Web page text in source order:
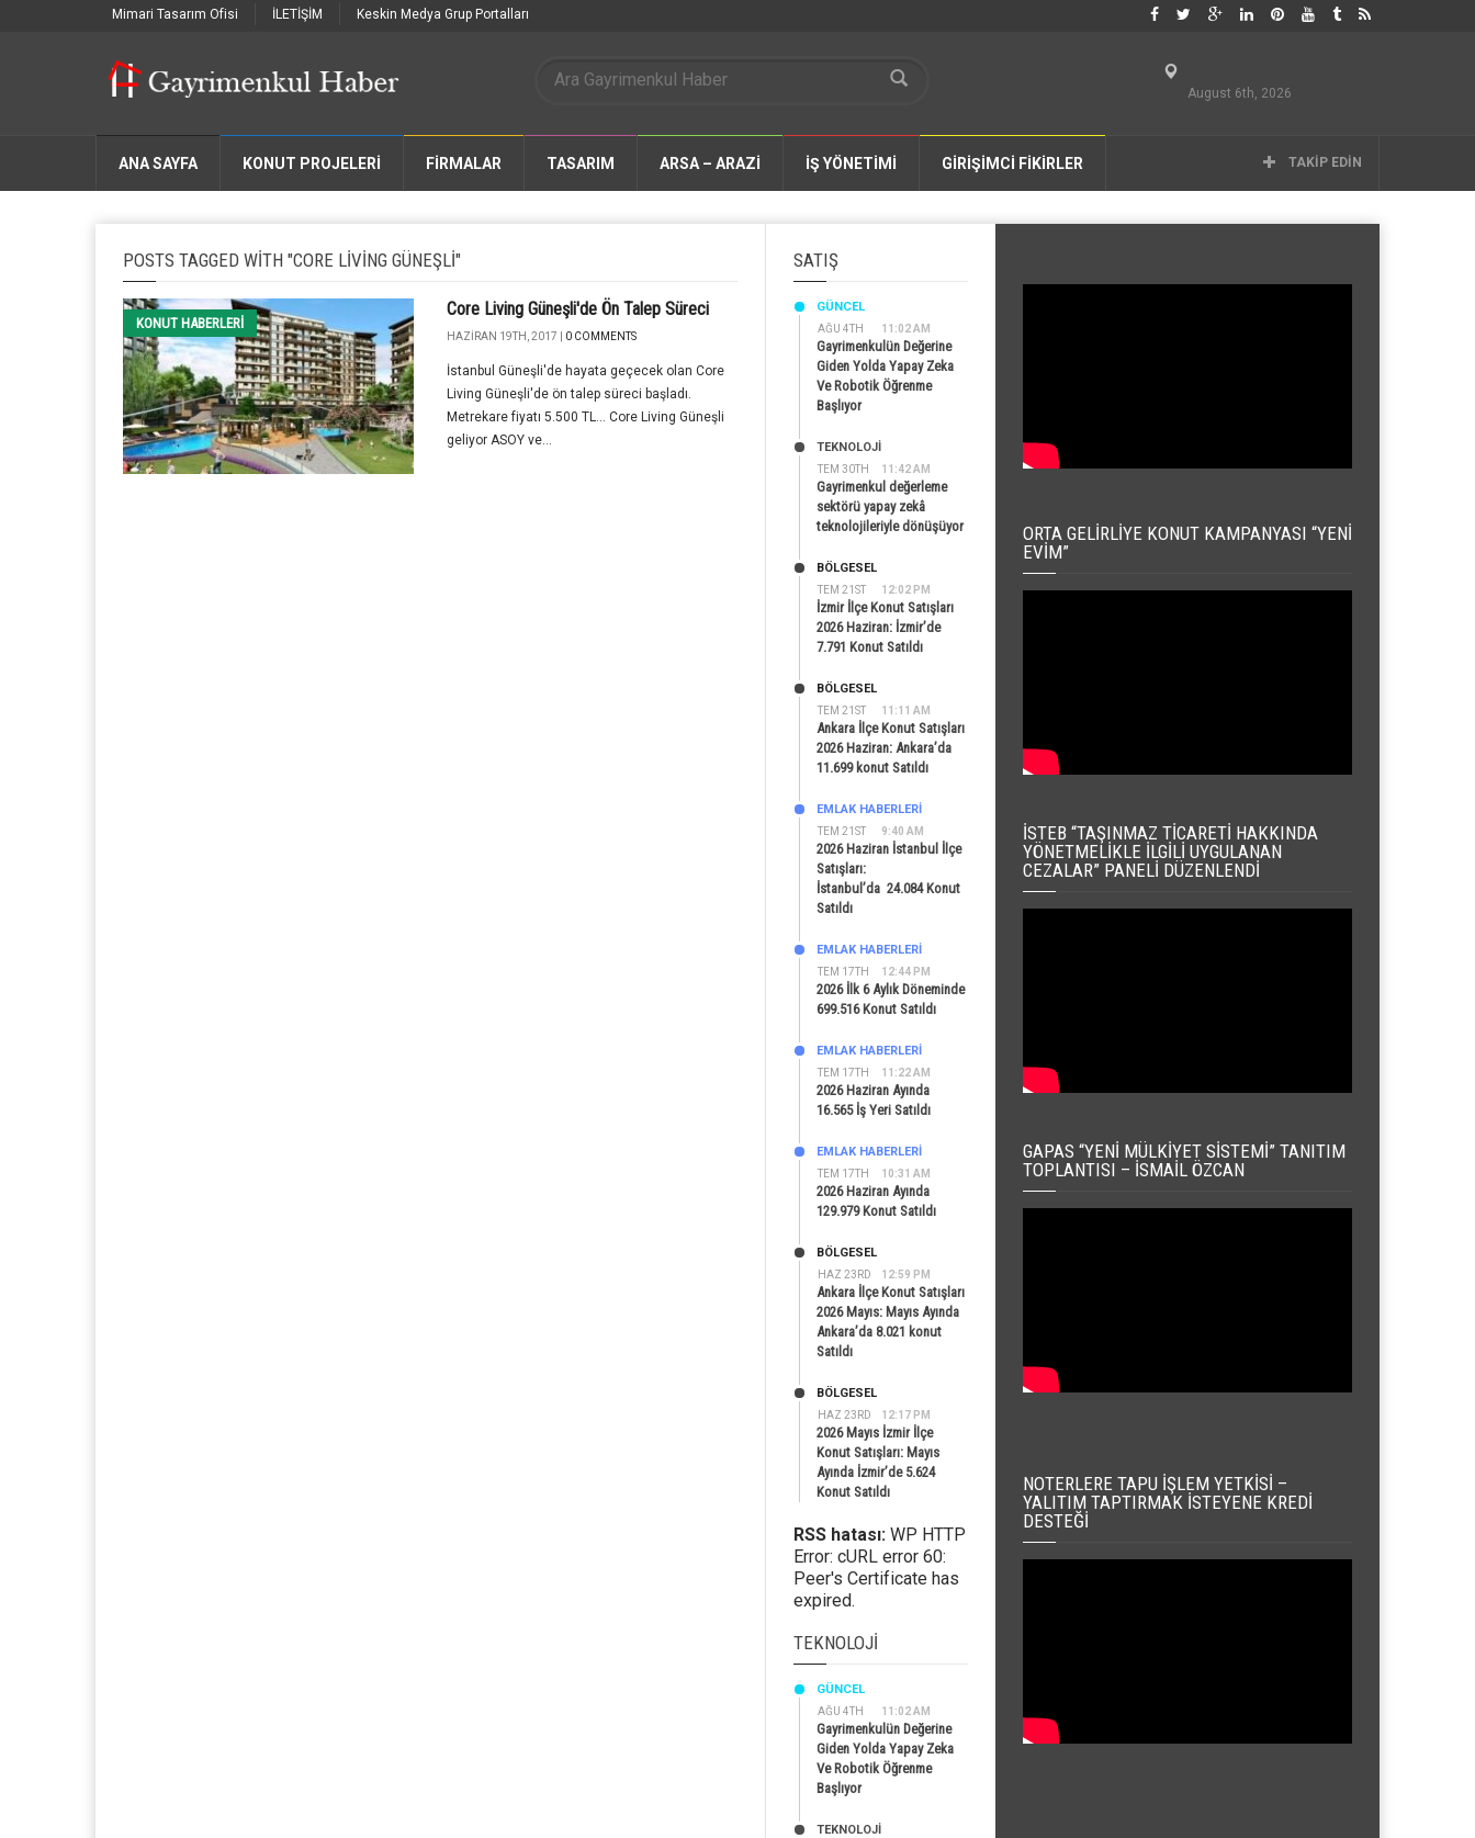
Mimari Tasarım Ofisi İLETİŞİM Keskin Medya Grup Portalları
August 6th, 2026
ANA SAYFA KONUT PROJELERİ FIRMALAR TASARIM ARSA – ARAZİ İŞ YÖNETİMİ GİRİŞİMCİ FİKİRLER TAKIP EDIN
POSTS TAGGED WITH "CORE LIVING GÜNEŞLI"
KONUT HABERLERI
Core Living Güneşli'de Ön Talep Süreci
HAZIRAN 19TH, 2017 | 0 COMMENTS
İstanbul Güneşli'de hayata geçecek olan Core
Living Güneşli'de ön talep süreci başladı.
Metrekare fiyatı 5.500 TL... Core Living Güneşli
geliyor ASOY ve...
SATIŞ
AĞU 4TH 11:02 AM
GÜNCEL
Gayrimenkulün Değerine
Giden Yolda Yapay Zeka
Ve Robotik Öğrenme
Başlıyor
TEM 30TH 11:42 AM
TEKNOLOJİ
Gayrimenkul değerleme
sektörü yapay zekâ
teknolojileriyle dönüşüyor
TEM 21ST 12:02 PM
BÖLGESEL
İzmir İlçe Konut Satışları
2026 Haziran: İzmir’de
7.791 Konut Satıldı
TEM 21ST 11:11 AM
BÖLGESEL
Ankara İlçe Konut Satışları
2026 Haziran: Ankara’da
11.699 konut Satıldı
TEM 21ST 9:40 AM
EMLAK HABERLERI
2026 Haziran İstanbul İlçe
Satışları:
İstanbul’da 24.084 Konut
Satıldı
TEM 17TH 12:44 PM
EMLAK HABERLERI
2026 İlk 6 Aylık Döneminde
699.516 Konut Satıldı
TEM 17TH 11:22 AM
EMLAK HABERLERI
2026 Haziran Ayında
16.565 İş Yeri Satıldı
TEM 17TH 10:31 AM
EMLAK HABERLERI
2026 Haziran Ayında
129.979 Konut Satıldı
HAZ 23RD 12:59 PM
BÖLGESEL
Ankara İlçe Konut Satışları
2026 Mayıs: Mayıs Ayında
Ankara’da 8.021 konut
Satıldı
HAZ 23RD 12:17 PM
BÖLGESEL
2026 Mayıs İzmir İlçe
Konut Satışları: Mayıs
Ayında İzmir’de 5.624
Konut Satıldı
RSS hatası: WP HTTP
Error: cURL error 60:
Peer's Certificate has
expired.
TEKNOLOJI
AĞU 4TH 11:02 AM
GÜNCEL
Gayrimenkulün Değerine
Giden Yolda Yapay Zeka
Ve Robotik Öğrenme
Başlıyor
TEKNOLOJİ
ORTA GELIRLIYE KONUT KAMPANYASI “YENI
EVIM”
İSTEB “TAŞINMAZ TICARETI HAKKINDA
YÖNETMELIKLE İLGILI UYGULANAN
CEZALAR” PANELI DÜZENLENDI
GAPAS “YENI MÜLKIYET SISTEMI” TANITIM
TOPLANTISI – İSMAIL ÖZCAN
NOTERLERE TAPU İŞLEM YETKISI –
YALITIM TAPTIRMAK İSTEYENE KREDI
DESTEĞI